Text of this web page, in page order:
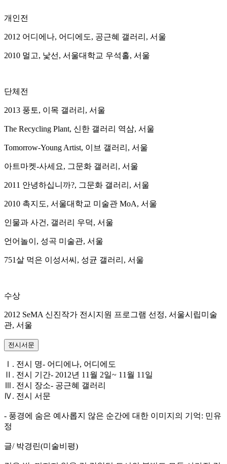
개인전
2012 어디에나, 어디에도, 공근혜 갤러리, 서울
2010 멀고, 낯선, 서울대학교 우석홀, 서울
단체전
2013 풍토, 이목 갤러리, 서울
The Recycling Plant, 신한 갤러리 역삼, 서울
Tomorrow-Young Artist, 이브 갤러리, 서울
아트마켓-사세요, 그문화 갤러리, 서울
2011 안녕하십니까?, 그문화 갤러리, 서울
2010 촉지도, 서울대학교 미술관 MoA, 서울
인물과 사건, 갤러리 우덕, 서울
언어놀이, 성곡 미술관, 서울
751살 먹은 이성서씨, 성균 갤러리, 서울
수상
2012 SeMA 신진작가 전시지원 프로그램 선정, 서울시립미술
관, 서울
전시서문
Ⅰ. 전시 명- 어디에나, 어디에도
Ⅱ. 전시 기간- 2012년 11월 2일~ 11월 11일
Ⅲ. 전시 장소- 공근혜 갤러리
Ⅳ. 전시 서문
- 풍경에 숨은 예사롭지 않은 순간에 대한 이미지의 기억: 민유
정
글/ 박경린(미술비평)